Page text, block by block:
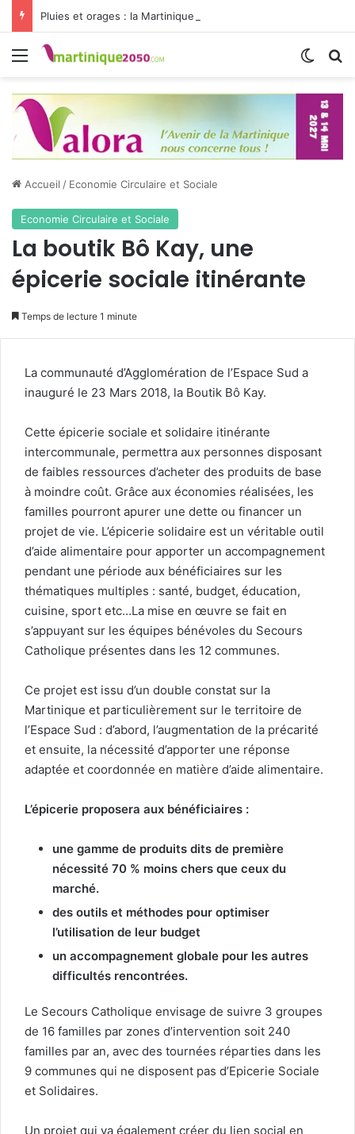
Pluies et orages : la Martinique passe en vigilance jaune
Menu
Accueil / Economie Circulaire et Sociale
Economie Circulaire et Sociale
La boutik Bô Kay, une
épicerie sociale itinérante
Temps de lecture 1 minute
La communauté d’Agglomération de l’Espace Sud a
inauguré le 23 Mars 2018, la Boutik Bô Kay.
Cette épicerie sociale et solidaire itinérante
intercommunale, permettra aux personnes disposant
de faibles ressources d’acheter des produits de base
à moindre coût. Grâce aux économies réalisées, les
familles pourront apurer une dette ou financer un
projet de vie. L’épicerie solidaire est un véritable outil
d’aide alimentaire pour apporter un accompagnement
pendant une période aux bénéficiaires sur les
thématiques multiples : santé, budget, éducation,
cuisine, sport etc…La mise en œuvre se fait en
s’appuyant sur les équipes bénévoles du Secours
Catholique présentes dans les 12 communes.
Ce projet est issu d’un double constat sur la
Martinique et particulièrement sur le territoire de
l’Espace Sud : d’abord, l’augmentation de la précarité
et ensuite, la nécessité d’apporter une réponse
adaptée et coordonnée en matière d’aide alimentaire.
L’épicerie proposera aux bénéficiaires :
une gamme de produits dits de première
nécessité 70 % moins chers que ceux du
marché.
des outils et méthodes pour optimiser
l’utilisation de leur budget
un accompagnement globale pour les autres
difficultés rencontrées.
Le Secours Catholique envisage de suivre 3 groupes
de 16 familles par zones d’intervention soit 240
familles par an, avec des tournées réparties dans les
9 communes qui ne disposent pas d’Epicerie Sociale
et Solidaires.
Un projet qui va également créer du lien social en